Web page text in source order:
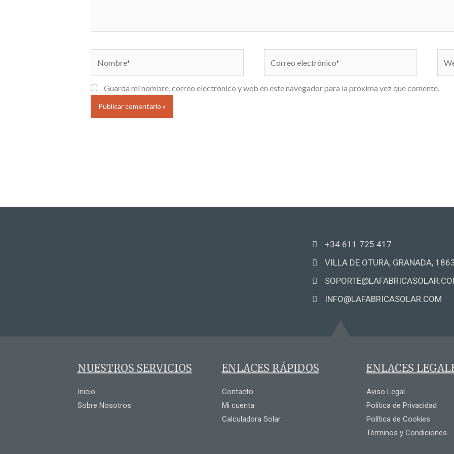
Guarda mi nombre, correo electrónico y web en este navegador para la próxima vez que comente.
+34 611 725 417
VILLA DE OTURA, GRANADA,
INFO@LAFABRICASOLAR.COM
NUESTROS SERVICIOS
Inicio
Sobre Nosotros
ENLACES RÁPIDOS
Contacto
Mi cuenta
Calculadora Solar
ENLACES
Aviso Legal
Política de Privacidad
Política de Cookies
Términos y Condiciones